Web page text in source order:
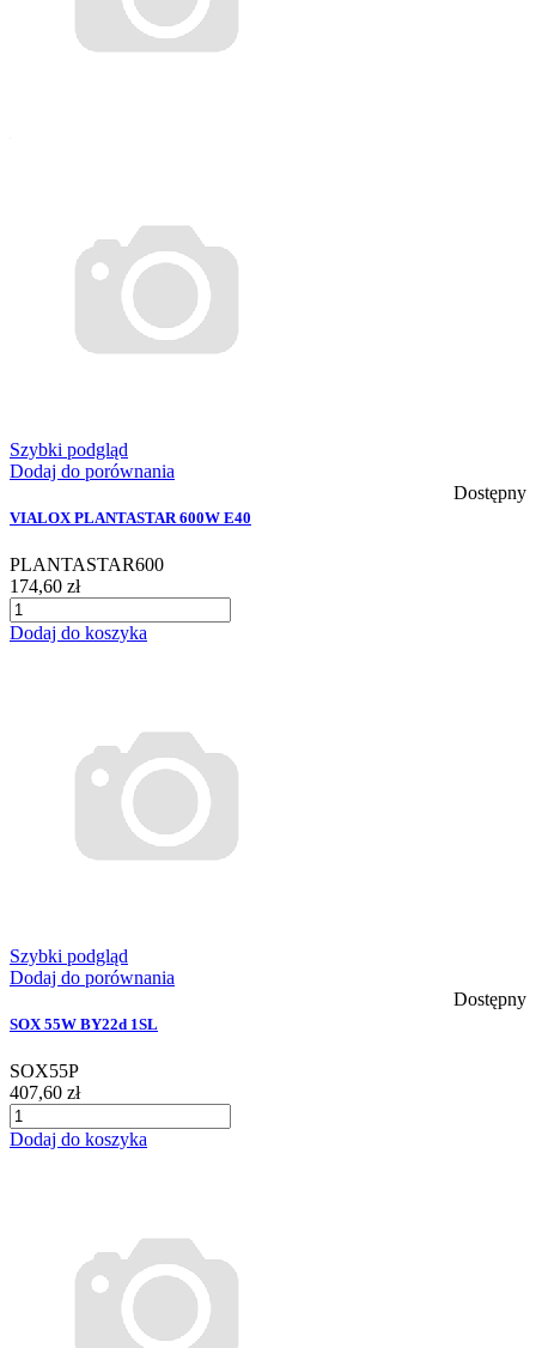
Szybki podgląd
Dodaj do porównania
Dostępny
VIALOX PLANTASTAR 600W E40
PLANTASTAR600
174,60 zł
Dodaj do koszyka
Szybki podgląd
Dodaj do porównania
Dostępny
SOX 55W BY22d 1SL
SOX55P
407,60 zł
Dodaj do koszyka